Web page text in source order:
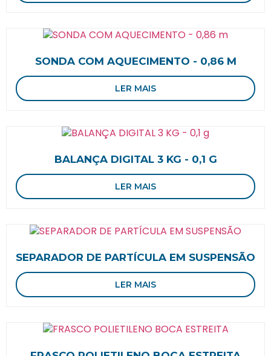
SONDA COM AQUECIMENTO - 0,86 M
LER MAIS
BALANÇA DIGITAL 3 KG - 0,1 G
LER MAIS
SEPARADOR DE PARTÍCULA EM SUSPENSÃO
LER MAIS